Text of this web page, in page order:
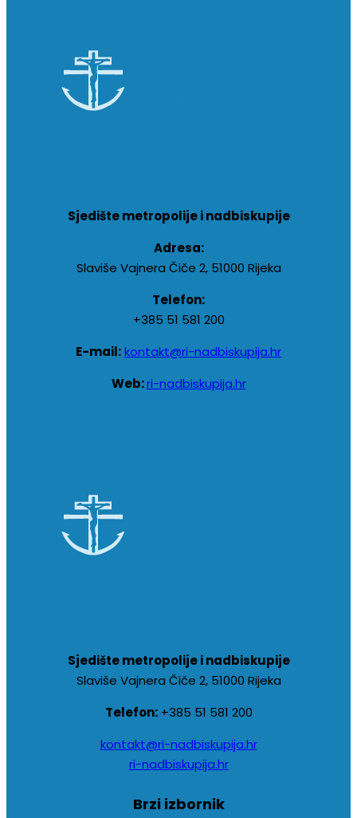
Sjedište metropolije i nadbiskupije
Adresa:
Slaviše Vajnera Čiče 2, 51000 Rijeka
Telefon:
+385 51 581 200
E-mail:kontakt@ri-nadbiskupija.hr
Web:ri-nadbiskupija.hr
Sjedište metropolije i nadbiskupije
Slaviše Vajnera Čiče 2, 51000 Rijeka
Telefon:+385 51 581 200
kontakt@ri-nadbiskupija.hr
ri-nadbiskupija.hr
Brzi izbornik